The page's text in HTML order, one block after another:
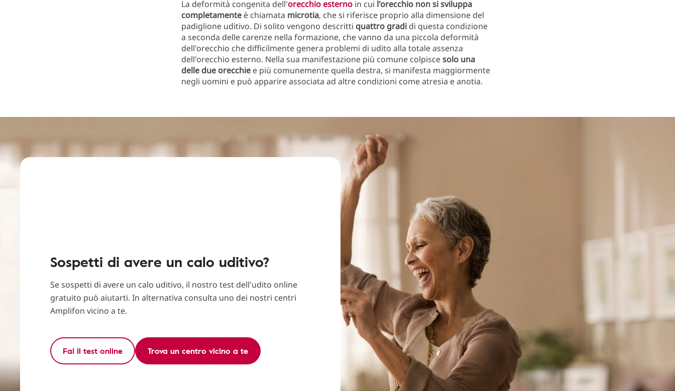
La deformità congenita dell'orecchio esterno in cui l'orecchio non si sviluppa
completamente è chiamata microtia, che si riferisce proprio alla dimensione del
padiglione uditivo. Di solito vengono descritti quattro gradi di questa condizione
a seconda delle carenze nella formazione, che vanno da una piccola deformità
dell'orecchio che difficilmente genera problemi di udito alla totale assenza
dell'orecchio esterno. Nella sua manifestazione più comune colpiscesolo una
delle due orecchie e più comunemente quella destra, si manifesta maggiormente
negli uomini e può apparire associata ad altre condizioni come atresia e anotia.
Sospetti di avere un calo uditivo?
Se sospetti di avere un calo uditivo, il nostro test dell'udito online
gratuito può aiutarti. In alternativa consulta uno dei nostri centri
Amplifon vicino a te.
Fai il test online Trova un centro vicino a te